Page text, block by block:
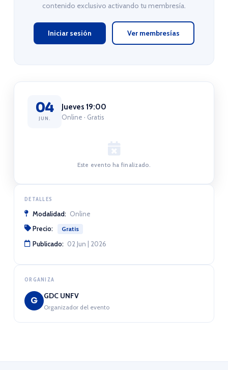
contenido exclusivo activando tu membresía.
Iniciar sesión Ver membresías
04
JUN.
Jueves 19:00
Online · Gratis
Este evento ha finalizado.
DETALLES
Modalidad: Online
Precio:
Gratis
Publicado: 02 Jun | 2026
ORGANIZA
G GDC UNFV
Organizador del evento